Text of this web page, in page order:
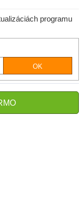
programu